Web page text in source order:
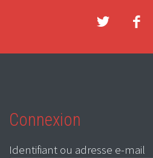
Connexion
Identifiant ou adresse e-mail